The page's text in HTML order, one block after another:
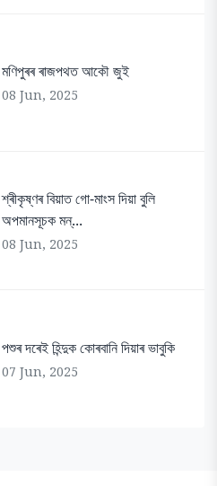
মণিপুৰৰ ৰাজপথত আকৌ জুই
08 Jun, 2025
শ্ৰীকৃষ্ণৰ বিয়াত গো-মাংস দিয়া বুলি
অপমানসূচক মন্...
08 Jun, 2025
পশুৰ দৰেই হিন্দুক কোৰবানি দিয়াৰ ভাবুকি
07 Jun, 2025